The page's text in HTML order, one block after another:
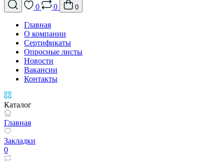
0
0 0
Главная
О компании
Сертификаты
Опросные листы
Новости
Вакансии
Контакты
Каталог
Главная
Закладки
0